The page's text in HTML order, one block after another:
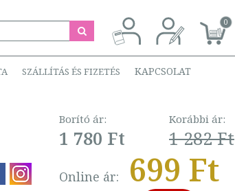
0
SZÁLLÍTÁS ÉS FIZETÉS KAPCSOLAT
Borító ár:
1 780 Ft
Korábbi ár:
1 282 Ft
Online ár: 699 Ft